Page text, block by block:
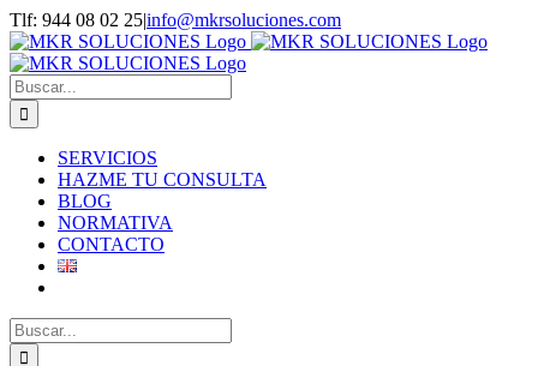
Saltar
al
contenido
Tlf: 944 08 02 25|info@mkrsoluciones.com
Buscar:
SERVICIOS
HAZME TU CONSULTA
BLOG
NORMATIVA
CONTACTO
Buscar: